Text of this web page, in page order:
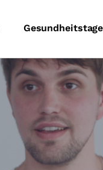
Gesundheitstage